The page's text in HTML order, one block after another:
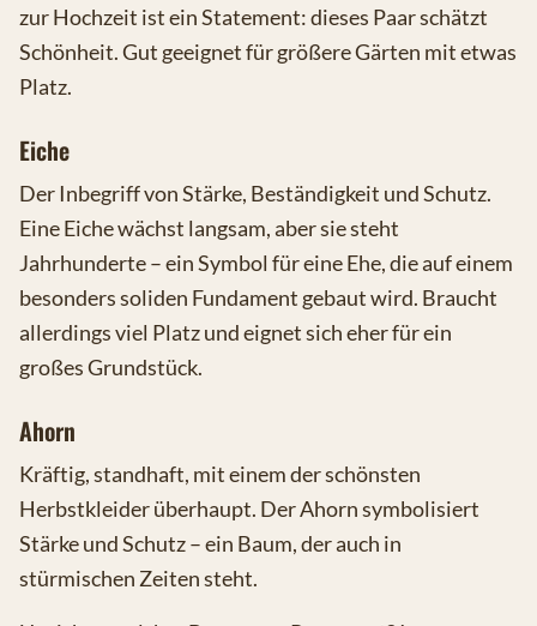
zur Hochzeit ist ein Statement: dieses Paar schätzt
Schönheit. Gut geeignet für größere Gärten mit etwas
Platz.
Eiche
Der Inbegriff von Stärke, Beständigkeit und Schutz.
Eine Eiche wächst langsam, aber sie steht
Jahrhunderte – ein Symbol für eine Ehe, die auf einem
besonders soliden Fundament gebaut wird. Braucht
allerdings viel Platz und eignet sich eher für ein
großes Grundstück.
Ahorn
Kräftig, standhaft, mit einem der schönsten
Herbstkleider überhaupt. Der Ahorn symbolisiert
Stärke und Schutz – ein Baum, der auch in
stürmischen Zeiten steht.